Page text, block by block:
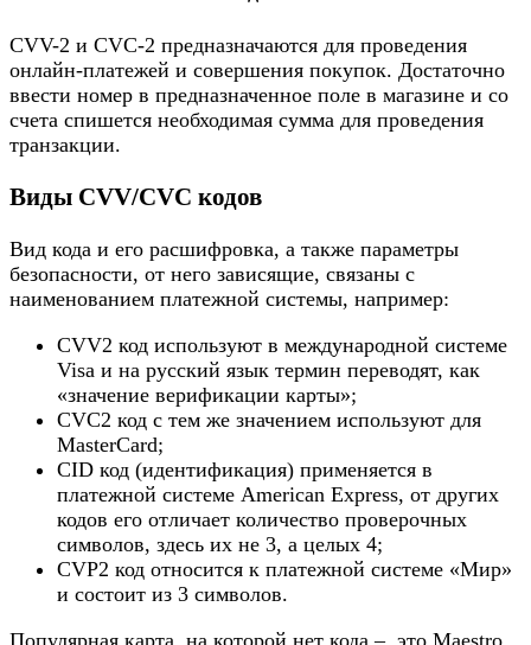
CVV-2 и CVC-2 предназначаются для проведения
онлайн-платежей и совершения покупок. Достаточно
ввести номер в предназначенное поле в магазине и со
счета спишется необходимая сумма для проведения
транзакции.
Виды CVV/CVC кодов
Вид кода и его расшифровка, а также параметры
безопасности, от него зависящие, связаны с
наименованием платежной системы, например:
CVV2 код используют в международной системе
Visa и на русский язык термин переводят, как
«значение верификации карты»;
CVC2 код с тем же значением используют для
MasterCard;
CID код (идентификация) применяется в
платежной системе American Express, от других
кодов его отличает количество проверочных
символов, здесь их не 3, а целых 4;
CVP2 код относится к платежной системе «Мир»
и состоит из 3 символов.
Популярная карта, на которой нет кода – это Maestro.